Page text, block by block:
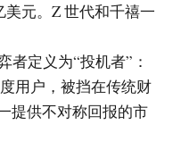
美元。Z 世代和千禧一
者定义为“投机者”：
用户，被挡在传统财
提供不对称回报的市